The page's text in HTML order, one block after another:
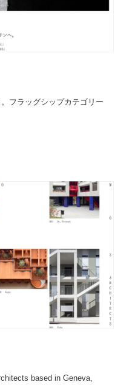
フラッグシップカテゴリー
based in Geneva,